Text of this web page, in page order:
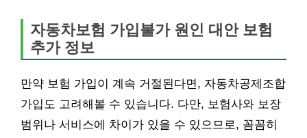
자동차보험 가입불가 원인 대안 보험
추가 정보
만약 보험 가입이 계속 거절된다면, 자동차공제조합
가입도 고려해볼 수 있습니다. 다만, 보험사와 보장
범위나 서비스에 차이가 있을 수 있으므로, 꼼꼼히